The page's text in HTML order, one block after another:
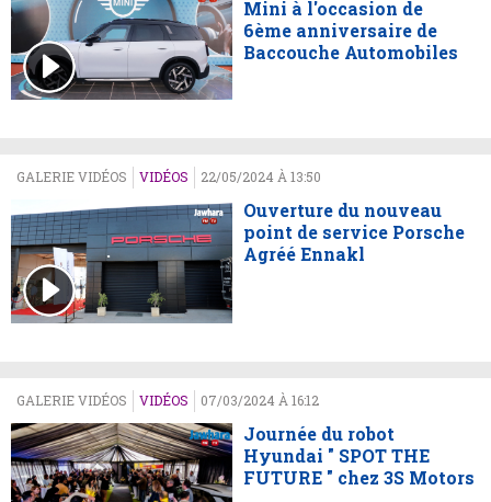
Mini à l'occasion de
6ème anniversaire de
Baccouche Automobiles
GALERIE VIDÉOS VIDÉOS 22/05/2024 À 13:50
Ouverture du nouveau
point de service Porsche
Agréé Ennakl
GALERIE VIDÉOS VIDÉOS 07/03/2024 À 16:12
Journée du robot
Hyundai " SPOT THE
FUTURE " chez 3S Motors